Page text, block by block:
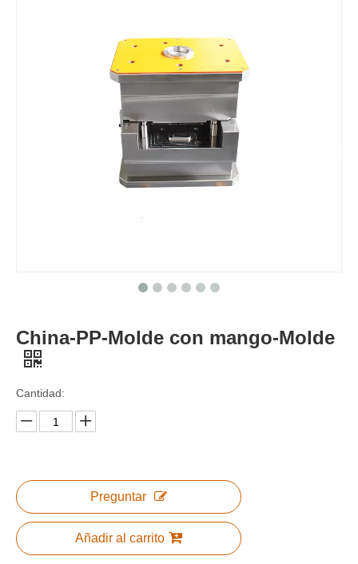
China-PP-Molde con mango-Molde
Cantidad:
Preguntar
Añadir al carrito